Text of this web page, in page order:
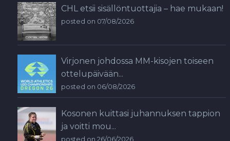
CHL etsii sisällöntuottajia – hae mukaan!
posted on 07/08/2026
Virjonen johdossa MM-kisojen toiseen
ottelupäivään...
posted on 06/08/2026
Kosonen kuittasi juhannuksen tappion
ja voitti mou...
posted on 26/06/2026